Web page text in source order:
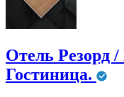
Отель Резорд
Гостиница.